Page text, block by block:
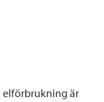
elförbrukning är